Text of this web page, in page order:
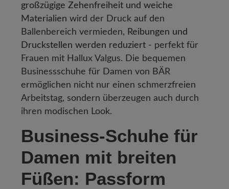
großzügige Zehenfreiheit und weiche
Materialien wird der Druck auf den
Ballenbereich vermieden, Reibungen und
Druckstellen werden reduziert - perfekt für
Frauen mit Hallux Valgus. Die bequemen
Businessschuhe für Damen von BÄR
ermöglichen nicht nur einen schmerzfreien
Arbeitstag, sondern überzeugen auch durch
ihren modischen Look.
Business-Schuhe für
Damen mit breiten
Füßen: Passform